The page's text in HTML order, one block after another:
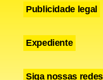
Publicidade legal
Expediente
Siga nossas redes